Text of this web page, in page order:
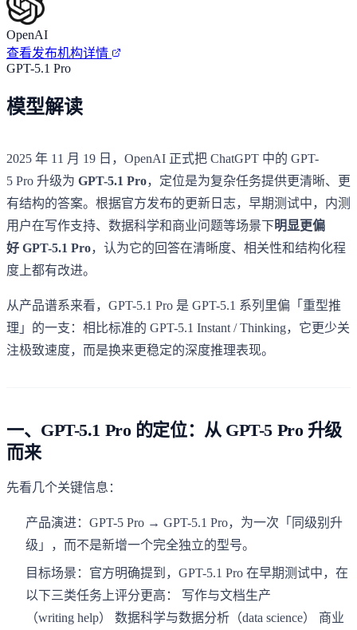
OpenAI
查看发布机构详情
GPT-5.1 Pro
模型解读
2025 年 11 月 19 日，OpenAI 正式把 ChatGPT 中的 GPT-
5 Pro 升级为 GPT-5.1 Pro，定位是为复杂任务提供更清晰、更
有结构的答案。根据官方发布的更新日志，早期测试中，内测
用户在写作支持、数据科学和商业问题等场景下明显更偏
好 GPT-5.1 Pro，认为它的回答在清晰度、相关性和结构化程
度上都有改进。
从产品谱系来看，GPT-5.1 Pro 是 GPT-5.1 系列里偏「重型推
理」的一支：相比标准的 GPT-5.1 Instant / Thinking，它更少关
注极致速度，而是换来更稳定的深度推理表现。
一、GPT-5.1 Pro 的定位：从 GPT-5 Pro 升级
而来
先看几个关键信息：
产品演进：GPT-5 Pro → GPT-5.1 Pro，为一次「同级别升
级」，而不是新增一个完全独立的型号。
目标场景：官方明确提到，GPT-5.1 Pro 在早期测试中，在
以下三类任务上评分更高： 写作与文档生产
（writing help） 数据科学与数据分析（data science） 商业